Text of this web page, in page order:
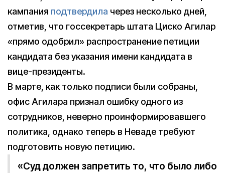
кампания подтвердила через несколько дней,
отметив, что госсекретарь штата Циско Агилар
«прямо одобрил» распространение петиции
кандидата без указания имени кандидата в
вице-президенты.
В марте, как только подписи были собраны,
офис Агилара признал ошибку одного из
сотрудников, неверно проинформировавшего
политика, однако теперь в Неваде требуют
подготовить новую петицию.
«Суд должен запретить то, что было либо